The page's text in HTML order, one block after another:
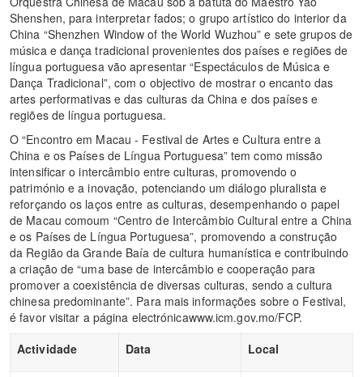
Shenshen, para interpretar fados; o grupo artístico do interior da
China “Shenzhen Window of the World Wuzhou” e sete grupos de
música e dança tradicional provenientes dos países e regiões de
língua portuguesa vão apresentar “Espectáculos de Música e
Dança Tradicional”, com o objectivo de mostrar o encanto das
artes performativas e das culturas da China e dos países e
regiões de língua portuguesa.
O “Encontro em Macau - Festival de Artes e Cultura entre a
China e os Países de Língua Portuguesa” tem como missão
intensificar o intercâmbio entre culturas, promovendo o
património e a inovação, potenciando um diálogo pluralista e
reforçando os laços entre as culturas, desempenhando o papel
de Macau comoum “Centro de Intercâmbio Cultural entre a China
e os Países de Língua Portuguesa”, promovendo a construção
da Região da Grande Baía de cultura humanística e contribuindo
a criação de “uma base de intercâmbio e cooperação para
promover a coexistência de diversas culturas, sendo a cultura
chinesa predominante”. Para mais informações sobre o Festival,
é favor visitar a página electrónicawww.icm.gov.mo/FCP.
Actividade
Data Local